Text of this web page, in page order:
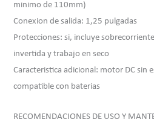
minimo de 110mm)
Conexion de salida: 1,25 pulgadas
Protecciones: si, incluye
invertida y trabajo en seco
Caracteristica adicional: motor DC sin
compatible con baterias
RECOMENDACIONES DE USO Y